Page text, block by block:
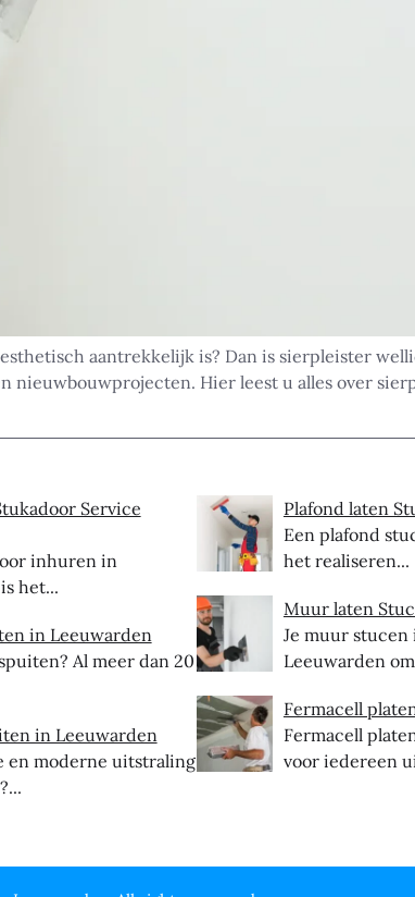
aantrekkelijk is? Dan is sierpleister
Hier leest u alles over
Service
inhuren in
het...
in Leeuwarden
Al meer dan 20
in Leeuwarden
en moderne uitstraling
Plafond laten
Een plafond
het realiseren...
Muur laten
Je muur
Leeuwarden
Fermacell
Fermacell
voor iedereen